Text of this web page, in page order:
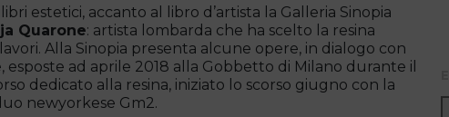
estetici, accanto al libro d’artista la Galleria Sinopia
Quarone: artista lombarda che ha scelto la resina
Alla Sinopia presenta alcune opere, in dialogo con
esposte ad aprile 2018 alla Gobbetto di Milano durante il
dedicato alla resina, iniziato lo scorso giugno con la
newyorkese Gm2.